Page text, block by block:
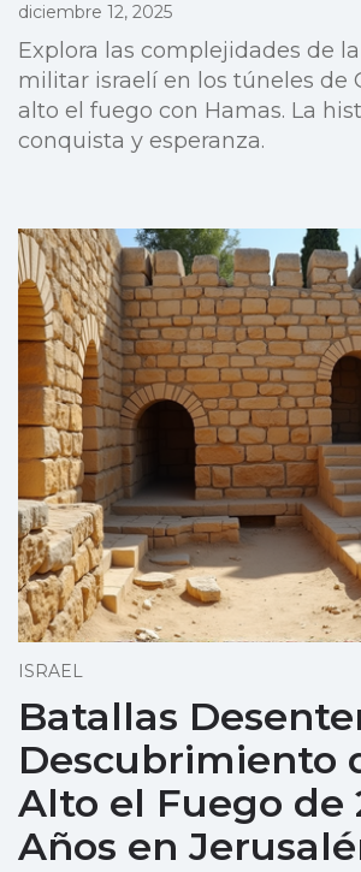
diciembre 12, 2025
Explora las complejidades de
militar israelí en los túneles de
alto el fuego con Hamas. La
conquista y esperanza.
ISRAEL
Batallas
Descubrimiento
Alto el Fuego de
Años en